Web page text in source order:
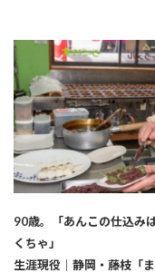
90歳。「あんこの仕込み
くちゃ」
生涯現役｜静岡・藤枝「